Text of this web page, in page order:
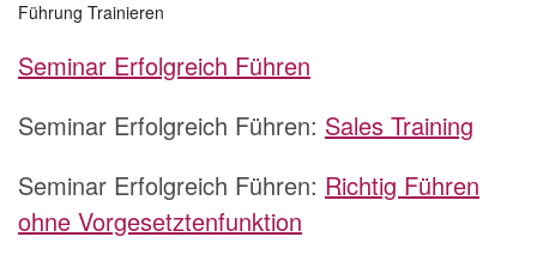
Führung Trainieren
Seminar Erfolgreich Führen
Seminar Erfolgreich Führen: Sales Training
Seminar Erfolgreich Führen: Richtig Führen
ohne Vorgesetztenfunktion